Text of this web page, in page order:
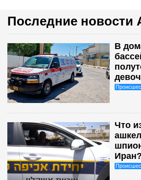
Последние новости
В
Что
Иран?